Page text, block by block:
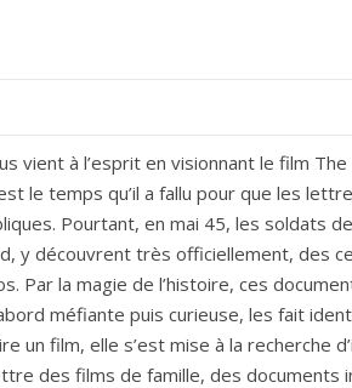
vient à l’esprit en visionnant le film
le temps qu’il a fallu pour que les
Pourtant, en mai 45, les soldats
y découvrent très officiellement, des
Par la magie de l’histoire, ces
méfiante puis curieuse, les fait
un film, elle s’est mise à la recherche
des films de famille, des documents